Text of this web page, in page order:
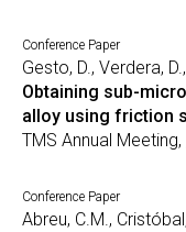
Conference Paper
Gesto, D., Verdera,
Obtaining sub-
alloy using friction
TMS Annual Meeting,
Conference Paper
Abreu, C.M.,